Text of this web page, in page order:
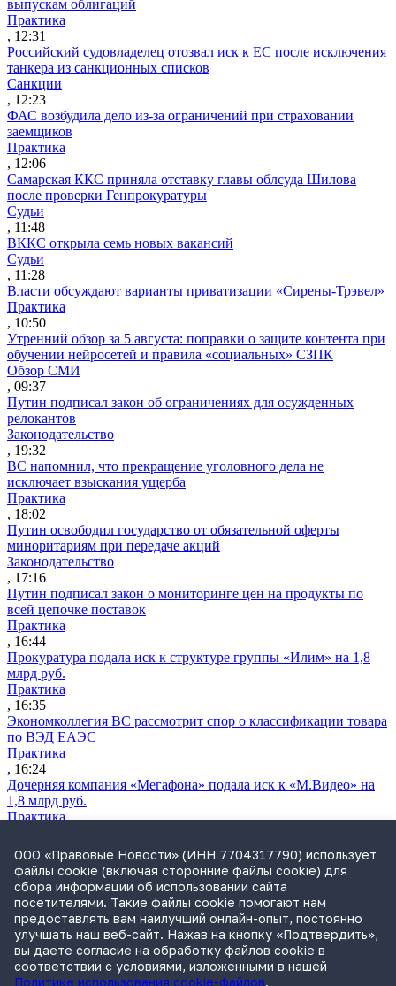
выпускам облигаций
Практика
, 12:31
Российский судовладелец отозвал иск к ЕС после исключения
танкера из санкционных списков
Санкции
, 12:23
ФАС возбудила дело из-за ограничений при страховании
заемщиков
Практика
, 12:06
Самарская ККС приняла отставку главы облсуда Шилова
после проверки Генпрокуратуры
Судьи
, 11:48
ВККС открыла семь новых вакансий
Судьи
, 11:28
Власти обсуждают варианты приватизации «Сирены-Трэвел»
Практика
, 10:50
Утренний обзор за 5 августа: поправки о защите контента при
обучении нейросетей и правила «социальных» СЗПК
Обзор СМИ
, 09:37
Путин подписал закон об ограничениях для осужденных
релокантов
Законодательство
, 19:32
ВС напомнил, что прекращение уголовного дела не
исключает взыскания ущерба
Практика
, 18:02
Путин освободил государство от обязательной оферты
миноритариям при передаче акций
Законодательство
, 17:16
Путин подписал закон о мониторинге цен на продукты по
всей цепочке поставок
Практика
, 16:44
Прокуратура подала иск к структуре группы «Илим» на 1,8
млрд руб.
Практика
, 16:35
Экономколлегия ВС рассмотрит спор о классификации товара
по ВЭД ЕАЭС
Практика
, 16:24
Дочерняя компания «Мегафона» подала иск к «М.Видео» на
1,8 млрд руб.
Практика
СИП проверит отмену патента на систему управления
устройствами после возражений «Яндекса»
Практика
, 15:17
Суды 10 стран рассматривают иски российской «дочки»
Google о возврате дивидендов
Международная практика
, 14:09
ООО «Правовые Новости» (ИНН 7704317790) использует
файлы cookie (включая сторонние файлы cookie) для
сбора информации об использовании сайта
посетителями. Такие файлы cookie помогают нам
предоставлять вам наилучший онлайн-опыт, постоянно
улучшать наш веб-сайт. Нажав на кнопку «Подтвердить»,
вы даете согласие на обработку файлов cookie в
соответствии с условиями, изложенными в нашей
Политике использования cookie-файлов.